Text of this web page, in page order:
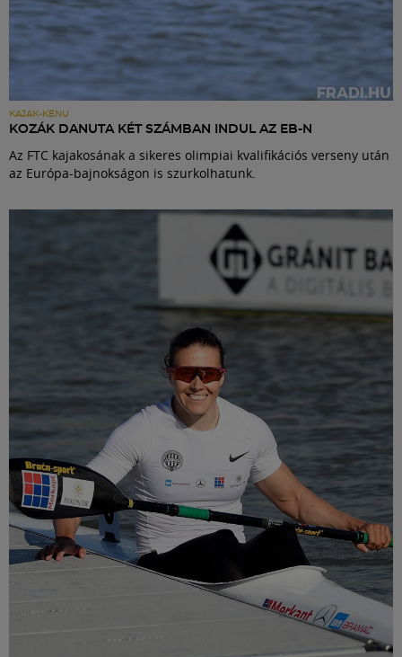
KAJAK-KENU
KOZÁK DANUTA KÉT SZÁMBAN INDUL AZ EB-N
Az FTC kajakosának a sikeres olimpiai kvalifikációs verseny után
az Európa-bajnokságon is szurkolhatunk.